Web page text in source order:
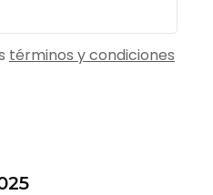
términos y condiciones